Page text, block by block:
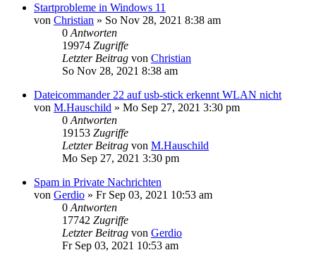
Startprobleme in Windows 11
von Christian » So Nov 28, 2021 8:38 am
0 Antworten
19974 Zugriffe
Letzter Beitrag von Christian
So Nov 28, 2021 8:38 am
Dateicommander 22 auf usb-stick erkennt WLAN nicht
von M.Hauschild » Mo Sep 27, 2021 3:30 pm
0 Antworten
19153 Zugriffe
Letzter Beitrag von M.Hauschild
Mo Sep 27, 2021 3:30 pm
Spam in Private Nachrichten
von Gerdio » Fr Sep 03, 2021 10:53 am
0 Antworten
17742 Zugriffe
Letzter Beitrag von Gerdio
Fr Sep 03, 2021 10:53 am